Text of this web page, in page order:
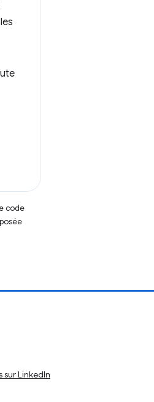
code
sur LinkedIn